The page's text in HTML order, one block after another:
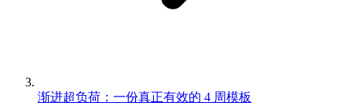
渐进超负荷：一份真正有效的 4 周模板